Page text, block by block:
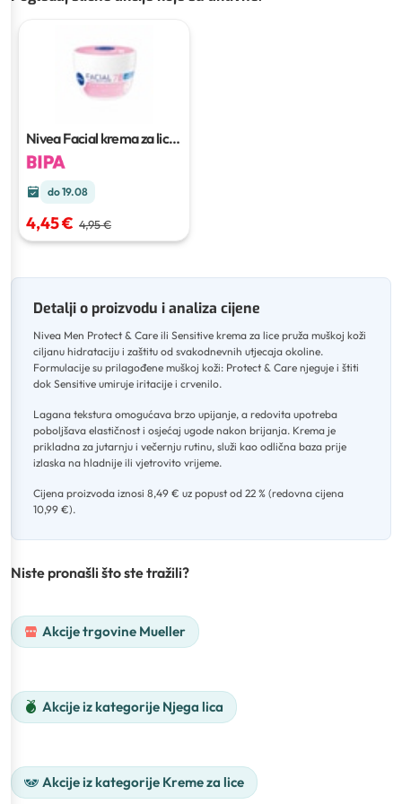
Nivea Facial krema za lice
100 ml
do 19.08
4,45 € 4,95 €
Detalji o proizvodu i analiza cijene
Nivea Men Protect & Care ili Sensitive krema za lice pruža muškoj koži
ciljanu hidrataciju i zaštitu od svakodnevnih utjecaja okoline.
Formulacije su prilagođene muškoj koži: Protect & Care njeguje i štiti
dok Sensitive umiruje iritacije i crvenilo.
Lagana tekstura omogućava brzo upijanje, a redovita upotreba
poboljšava elastičnost i osjećaj ugode nakon brijanja. Krema je
prikladna za jutarnju i večernju rutinu, služi kao odlična baza prije
izlaska na hladnije ili vjetrovito vrijeme.
Cijena proizvoda iznosi 8,49 € uz popust od 22 % (redovna cijena
10,99 €).
Niste pronašli što ste tražili?
Akcije trgovine Mueller
Akcije iz kategorije Njega lica
Akcije iz kategorije Kreme za lice